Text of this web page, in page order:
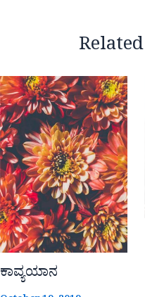
ಕಾವ್ಯಯಾನ